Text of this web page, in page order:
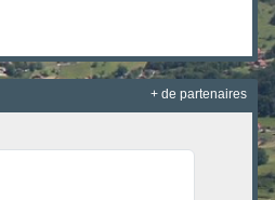
+ de partenaires